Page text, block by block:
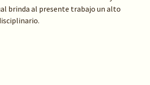
brinda al presente trabajo un alto